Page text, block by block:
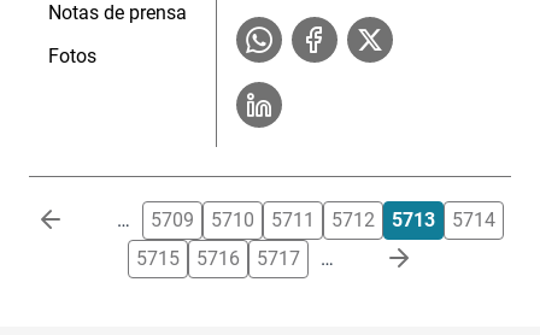
Notas de prensa
Fotos
Paginación … 5709 5710 5711 5712 5713
5714
5715
5716 5717 …